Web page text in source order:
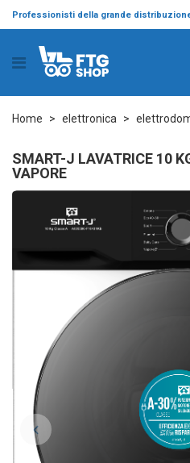
Professionisti della grande
Home elettronica
SMART-J LAVATRICE 10
VAPORE